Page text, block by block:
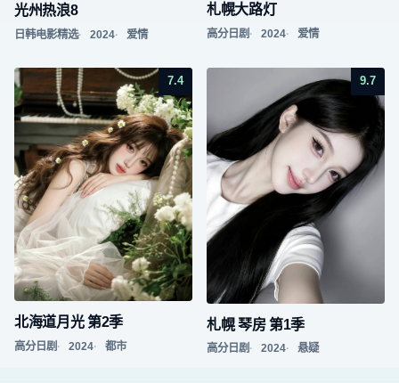
光州热浪8
日韩电影精选 2024 爱情
札幌大路灯
高分日剧 2024 爱情
7.4
北海道月光 第2季
高分日剧 2024 都市
9.7
札幌 琴房 第1季
高分日剧 2024 悬疑